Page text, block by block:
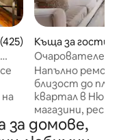
оценка: 4,97 от 5,
Къща за гости –
el Mar
Очарователен
спални близо до
Напълно
близост до
квартал в Нюпорт.
магазини,
Предлагат се
разглеждане на
за домове,